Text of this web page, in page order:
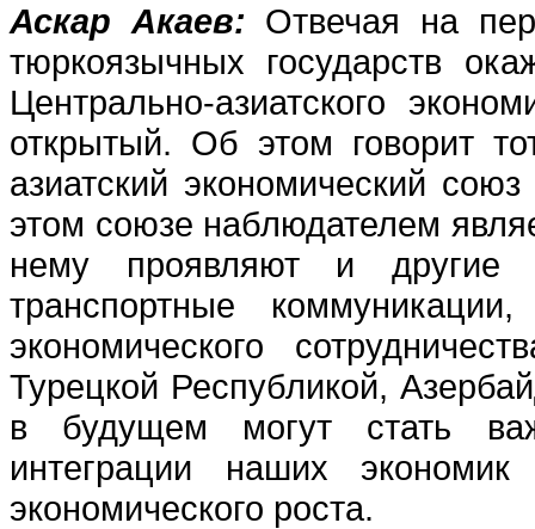
Аскар Акаев: Отвечая на
тюркоязычных государств
Центрально-азиатского
открытый. Об этом говорит
азиатский экономический
этом союзе наблюдателем
нему проявляют и другие
транспортные
экономического
Турецкой Республикой,
в будущем могут стать
интеграции наших
экономического роста.